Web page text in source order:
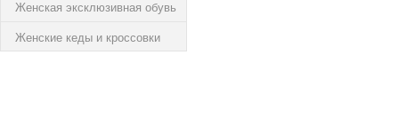
Женская эксклюзивная обувь
Женские кеды и кроссовки